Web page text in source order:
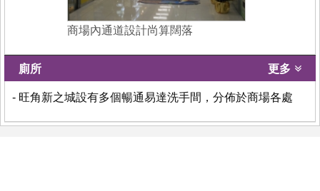
商場內通道設計尚算闊落
廁所 更多
- 旺角新之城設有多個暢通易達洗手間，分佈於商場各處